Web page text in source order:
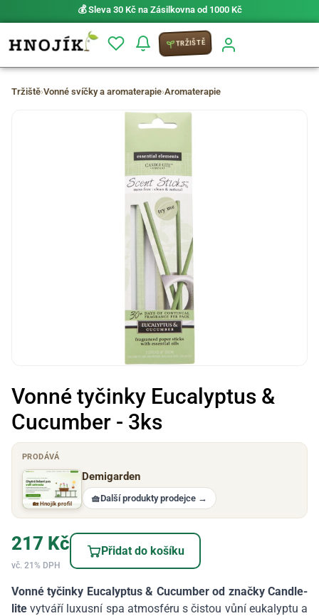
💰 Sleva 30 Kč na Zásilkovna od 1000 Kč
TRŽIŠTĚ
Tržiště›Vonné svíčky a aromaterapie›Aromaterapie
Vonné tyčinky Eucalyptus &
Cucumber - 3ks
PRODÁVÁ
🏡 Hnojík profil
Demigarden
🧺Další produkty prodejce →
217 Kč
vč. 21% DPH
Přidat do košíku
Vonné tyčinky Eucalyptus & Cucumber od značky Candle-
lite vytváří luxusní spa atmosféru s čistou vůní eukalyptu a